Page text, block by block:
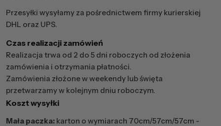
Przesyłki wysyłamy za pośrednictwem firmy kurierskiej
DHL oraz UPS.
Czas realizacji zamówień
Realizacja trwa od 2 do 5 dni roboczych od złożenia
zamówienia i otrzymania płatności.
Zamówienia złożone w weekendy lub święta
przetwarzamy w kolejnym dniu roboczym.
Koszt wysyłki
Mała paczka: karton o wymiarach 70cm/57cm/57cm -